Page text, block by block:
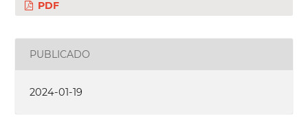
PDF
PUBLICADO
2024-01-19